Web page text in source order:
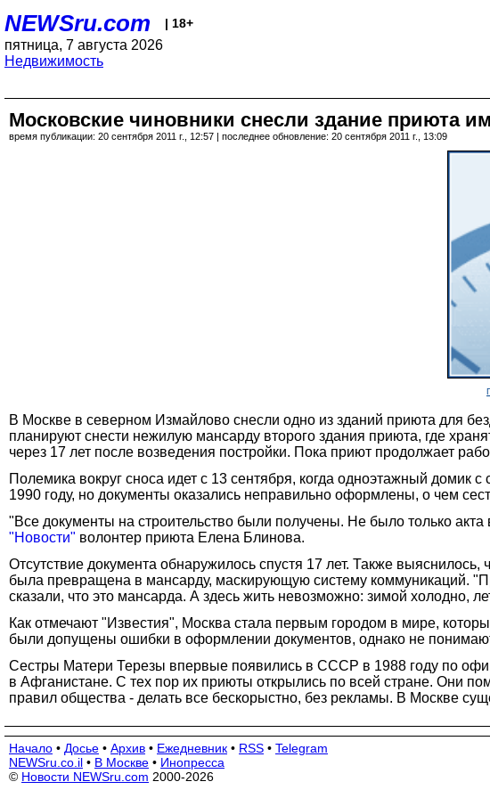
NEWSru.com | 18+
пятница, 7 августа 2026
Недвижимость
Московские чиновники снесли здание приюта
время публикации: 20 сентября 2011 г., 12:57 | последнее обновление: 20 сентября 2011 г., 13:09
В Москве в северном Измайлово снесли одно из зданий приюта для
планируют снести нежилую мансарду второго здания приюта, где
через 17 лет после возведения постройки. Пока приют продолжает
Полемика вокруг сноса идет с 13 сентября, когда одноэтажный домик
1990 году, но документы оказались неправильно оформлены, о чем
"Все документы на строительство были получены. Не было только
"Новости" волонтер приюта Елена Блинова.
Отсутствие документа обнаружилось спустя 17 лет. Также
была превращена в мансарду, маскирующую систему коммуникаций.
сказали, что это мансарда. А здесь жить невозможно: зимой холодно,
Как отмечают "Известия", Москва стала первым городом в мире,
были допущены ошибки в оформлении документов, однако не
Сестры Матери Терезы впервые появились в СССР в 1988 году по
в Афганистане. С тех пор их приюты открылись по всей стране. Они
правил общества - делать все бескорыстно, без рекламы. В Москве
Начало • Досье • Архив • Ежедневник • RSS • Telegram
NEWSru.co.il • В Москве • Инопресса
© Новости NEWSru.com 2000-2026